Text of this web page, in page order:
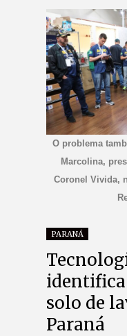
O problema
Marcolina,
Coronel Vivida,
PARANÁ
identifica
solo de
Paraná